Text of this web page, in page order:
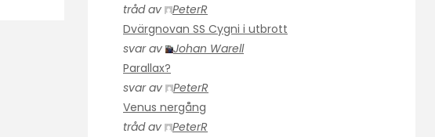
tråd av
PeterR
Dvärgnovan SS Cygni i utbrott
svar av
Johan Warell
Parallax?
svar av
PeterR
Venus nergång
tråd av
PeterR